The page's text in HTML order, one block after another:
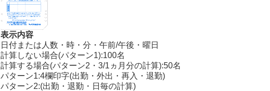
表示内容
日付または人数・時・分・午前/午後・曜日
計算しない場合(パターン1):100名
計算する場合(パターン2・3/1ヵ月分の計算):50名
パターン1:4欄印字(出勤・外出・再入・退勤)
パターン2:(出勤・退勤・日毎の計算)